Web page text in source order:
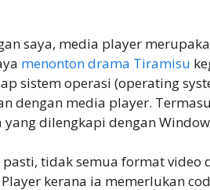
saya, media player
menonton drama Tiramisu
sistem operasi (operating
dengan media player.
dilengkapi dengan
tidak semua format video
kerana ia memerlukan